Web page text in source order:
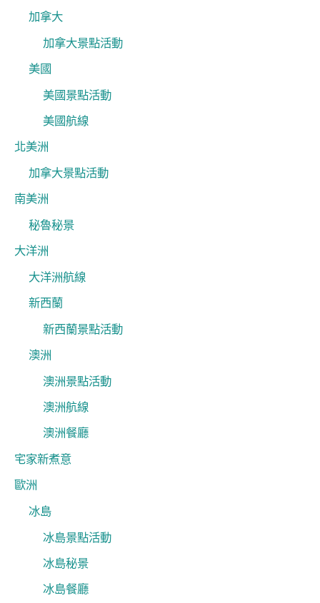
加拿大
加拿大景點活動
美國
美國景點活動
美國航線
北美洲
加拿大景點活動
南美洲
秘魯秘景
大洋洲
大洋洲航線
新西蘭
新西蘭景點活動
澳洲
澳洲景點活動
澳洲航線
澳洲餐廳
宅家新煮意
歐洲
冰島
冰島景點活動
冰島秘景
冰島餐廳